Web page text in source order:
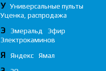
У
Универсальные пульты
Уценка, распродажа
Э Эмеральд
Эфир
Электрокаминов
Я Яндекс Ямал